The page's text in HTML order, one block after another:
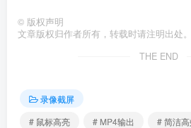
© 版权声明
文章版权归作者所有，转载时请注明出处。
THE END
录像截屏
# 鼠标高亮
# MP4输出 # 简洁